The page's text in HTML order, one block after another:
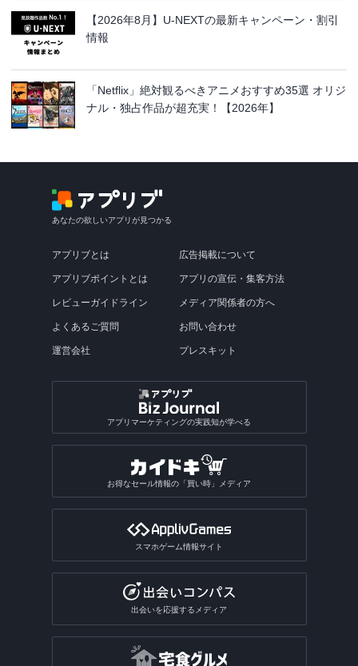
【2026年8月】U-NEXTの最新キャンペーン・割引
情報
「Netflix」絶対観るべきアニメおすすめ35選 オリジ
ナル・独占作品が超充実！【2026年】
あなたの欲しいアプリが見つかる
アプリブとは
アプリブポイントとは
レビューガイドライン
よくあるご質問
運営会社
広告掲載について
アプリの宣伝・集客方法
メディア関係者の方へ
お問い合わせ
プレスキット
アプリマーケティングの実践知が学べる
お得なセール情報の「買い時」メディア
スマホゲーム情報サイト
出会いを応援するメディア